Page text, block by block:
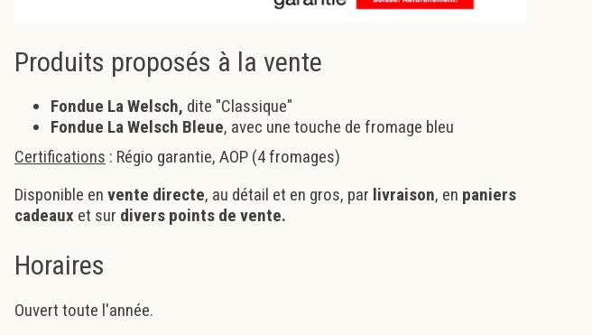
Produits proposés à la vente
Fondue La Welsch, dite "Classique"
Fondue La Welsch Bleue, avec une touche de fromage bleu
Certifications : Régio garantie, AOP (4 fromages)
Disponible en vente directe, au détail et en gros, par livraison, en paniers
cadeaux et sur divers points de vente.
Horaires
Ouvert toute l'année.